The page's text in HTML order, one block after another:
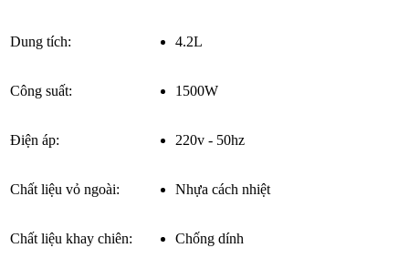
Dung tích: 4.2L
Công suất: 1500W
Điện áp: 220v - 50hz
Chất liệu vỏ ngoài: Nhựa cách nhiệt
Chất liệu khay chiên: Chống dính